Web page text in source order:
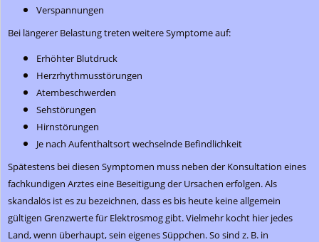
Verspannungen
Bei längerer Belastung treten weitere Symptome auf:
Erhöhter Blutdruck
Herzrhythmusstörungen
Atembeschwerden
Sehstörungen
Hirnstörungen
Je nach Aufenthaltsort wechselnde Befindlichkeit
Spätestens bei diesen Symptomen muss neben der Konsultation eines
fachkundigen Arztes eine Beseitigung der Ursachen erfolgen. Als
skandalös ist es zu bezeichnen, dass es bis heute keine allgemein
gültigen Grenzwerte für Elektrosmog gibt. Vielmehr kocht hier jedes
Land, wenn überhaupt, sein eigenes Süppchen. So sind z. B. in